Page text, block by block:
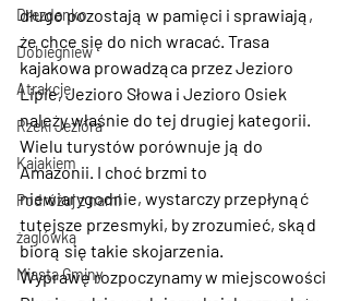
Drezdenko
Dobiegniew
Atrakcje
Rzeki Jeziora
Kajakiem
Podróżuj z nami
żaglówką
Miasta Gminy
długo pozostają w pamięci i sprawiają,
że chce się do nich wracać. Trasa
kajakowa prowadząca przez Jezioro
Lipie, Jezioro Słowa i Jezioro Osiek
należy właśnie do tej drugiej kategorii.
Wielu turystów porównuje ją do
Amazonii. I choć brzmi to
niewiarygodnie, wystarczy przepłynąć
tutejsze przesmyki, by zrozumieć, skąd
biorą się takie skojarzenia.
Wyprawę rozpoczynamy w miejscowości